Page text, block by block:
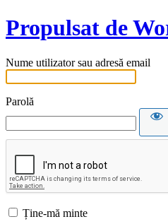
Propulsat de
Nume utilizator sau adresă email
Parolă
Ține-mă minte